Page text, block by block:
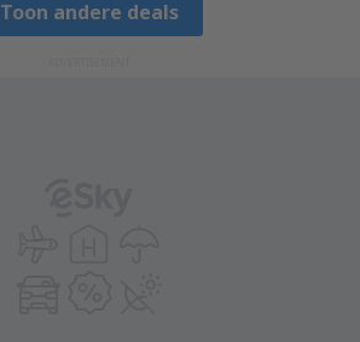
Toon andere deals